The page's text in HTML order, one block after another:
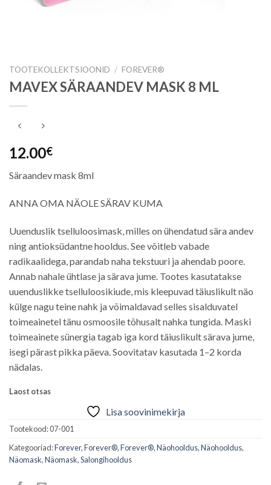
TOOTEKOLLEKTSIOONID / FOREVER®
MAVEX SÄRAANDEV MASK 8 ML
12.00€
Säraandev mask 8ml
ANNA OMA NÄOLE SÄRAV KUMA
Uuenduslik tselluloosimask, milles on ühendatud sära andev
ning antioksüdantne hooldus. See võitleb vabade
radikaalidega, parandab naha tekstuuri ja ahendab poore.
Annab nahale ühtlase ja särava jume. Tootes kasutatakse
uuenduslikke tselluloosikiude, mis kleepuvad täiuslikult näo
külge nagu teine nahk ja võimaldavad selles sisalduvatel
toimeainetel tänu osmoosile tõhusalt nahka tungida. Maski
toimeainete sünergia tagab iga kord täiuslikult särava jume,
isegi pärast pikka päeva. Soovitatav kasutada 1–2 korda
nädalas.
Laost otsas
Lisa soovinimekirja
Tootekood:07-001
Kategooriad:Forever,Forever®,Forever®,Näohooldus,Näohooldus,
Näomask,Näomask,Salongihooldus